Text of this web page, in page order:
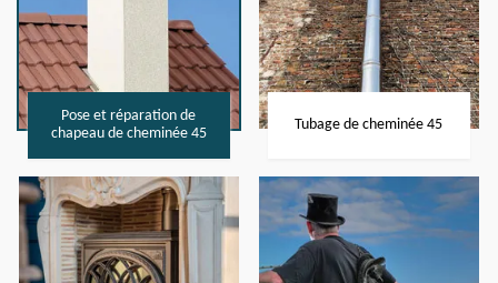
Pose et réparation de
chapeau de cheminée 45
Tubage de cheminée 45